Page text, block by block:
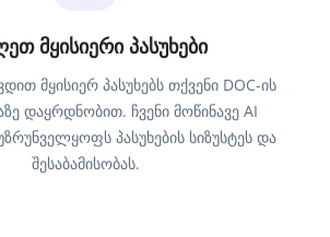
მყისიერი პასუხები
მყისიერ პასუხებს თქვენი DOC-ის
დაყრდნობით. ჩვენი მოწინავე AI
პასუხების სიზუსტეს და
შესაბამისობას.